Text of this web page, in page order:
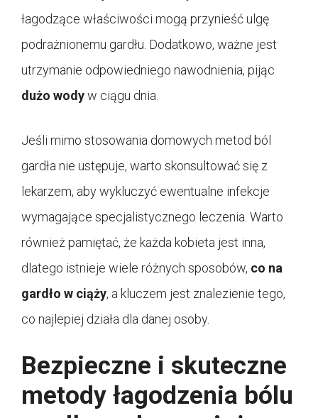
łagodzące właściwości mogą przynieść ulgę
podrażnionemu gardłu. Dodatkowo, ważne jest
utrzymanie odpowiedniego nawodnienia, pijąc
dużo wodyw ciągu dnia.
Jeśli mimo stosowania domowych metod ból
gardła nie ustępuje, warto skonsultować się z
lekarzem, aby wykluczyć ewentualne infekcje
wymagające specjalistycznego leczenia. Warto
również pamiętać, że każda kobieta jest inna,
dlatego istnieje wiele różnych sposobów, co na
gardło w ciąży, a kluczem jest znalezienie tego,
co najlepiej działa dla danej osoby.
Bezpieczne i skuteczne
metody łagodzenia bólu